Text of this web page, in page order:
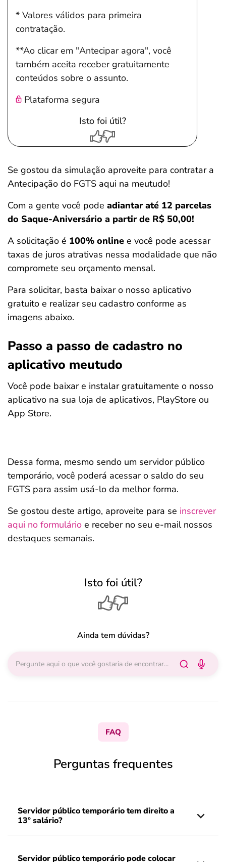
* Valores válidos para primeira
contratação.
**Ao clicar em "Antecipar agora", você
também aceita receber gratuitamente
conteúdos sobre o assunto.
Plataforma segura
Isto foi útil?
Se gostou da simulação aproveite para contratar a
Antecipação do FGTS aqui na meutudo!
Com a gente você pode adiantar até 12 parcelas
do Saque-Aniversário a partir de R$ 50,00!
A solicitação é 100% online e você pode acessar
taxas de juros atrativas nessa modalidade que não
compromete seu orçamento mensal.
Para solicitar, basta baixar o nosso aplicativo
gratuito e realizar seu cadastro conforme as
imagens abaixo.
Passo a passo de cadastro no
aplicativo meutudo
Você pode baixar e instalar gratuitamente o nosso
aplicativo na sua loja de aplicativos, PlayStore ou
App Store.
Dessa forma, mesmo sendo um servidor público
temporário, você poderá acessar o saldo do seu
FGTS para assim usá-lo da melhor forma.
Se gostou deste artigo, aproveite para se inscrever
aqui no formulário e receber no seu e-mail nossos
destaques semanais.
Isto foi útil?
Ainda tem dúvidas?
FAQ
Perguntas frequentes
Servidor público temporário tem direito a
13º salário?
Servidor público temporário pode colocar